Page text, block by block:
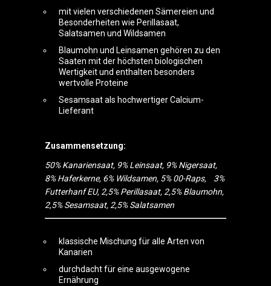
mit vielen verschiedenen Sämereien und
Besonderheiten wie Perillasaat,
Salatsamen und Wildsamen
Blaumohn und Leinsamen gehören zu den
Saaten mit der höchsten biologischen
Wertigkeit und enthalten besonders
wertvolle Proteine
Sesamsaat als hochwertiger Calcium-
Lieferant
Zusammensetzung:
50% Kanariensaat, 9% Leinsaat, 9% Nigersaat,
8% Haferkerne, 6% Wildsamen, 5% 00-Raps, 3%
Futterhanf EU, 2,5% Perillasaat, 2,5% Blaumohn,
2,5% Sesamsaat, 2,5% Salatsamen
klassische Mischung für alle Arten von
Kanarien
durchdacht für eine ausgewogene
Ernährung